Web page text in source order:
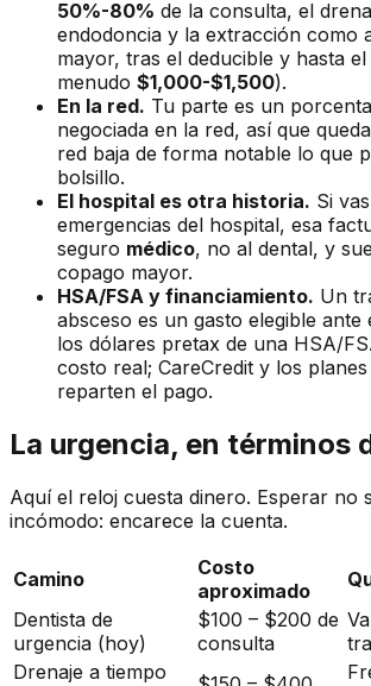
50%-80% de la consulta, el
endodoncia y la extracción como
mayor, tras el deducible y hasta
menudo $1,000-$1,500).
En la red. Tu parte es un
negociada en la red, así que
red baja de forma notable lo que
bolsillo.
El hospital es otra historia. Si
emergencias del hospital, esa
seguro médico, no al dental, y
copago mayor.
HSA/FSA y financiamiento. Un
absceso es un gasto elegible ante
los dólares pretax de una HSA/
costo real; CareCredit y los
reparten el pago.
La urgencia, en términos
Aquí el reloj cuesta dinero. Esperar no
incómodo: encarece la cuenta.
Camino
Costo
aproximado
Dentista de
urgencia (hoy)
$100 – $200 de
consulta
Drenaje a tiempo